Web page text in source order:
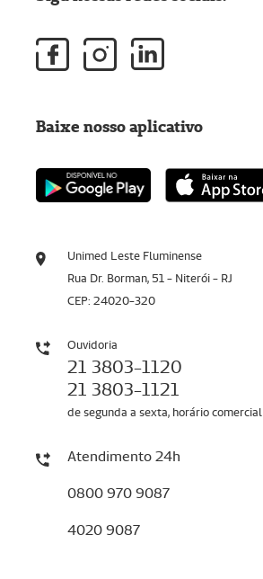
Unimed Leste Fluminense
Rua Dr. Borman, 51 - Niterói - RJ
CEP: 24020-320
Ouvidoria
21 3803-1120
21 3803-1121
de segunda a sexta, horário comercial
Atendimento 24h
0800 970 9087
4020 9087
Baixe nosso aplicativo